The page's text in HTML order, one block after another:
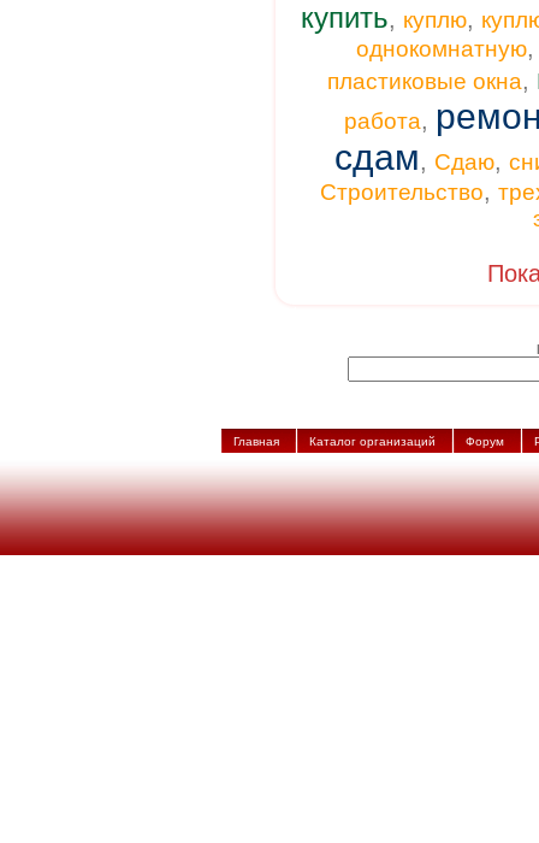
купить, куплю,
однокомнатную
пластиковые окна,
работа,
сдам, Сдаю,
Строительство,
Главная Каталог организаций Форум